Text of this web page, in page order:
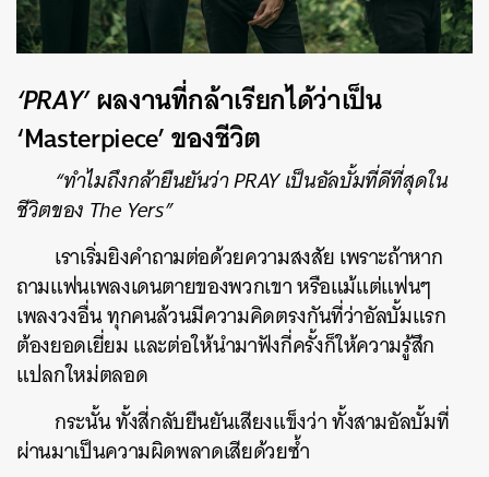
‘PRAY’ผลงานที่กล้าเรียกได้ว่าเป็น
‘Masterpiece’ ของชีวิต
“ทำไมถึงกล้ายืนยันว่า PRAY เป็นอัลบั้มที่ดีที่สุดใน
ชีวิตของ The Yers”
เราเริ่มยิงคำถามต่อด้วยความสงสัย เพราะถ้าหาก
ถามแฟนเพลงเดนตายของพวกเขา หรือแม้แต่แฟนๆ
เพลงวงอื่น ทุกคนล้วนมีความคิดตรงกันที่ว่าอัลบั้มแรก
ต้องยอดเยี่ยม และต่อให้นำมาฟังกี่ครั้งก็ให้ความรู้สึก
แปลกใหม่ตลอด
กระนั้น ทั้งสี่กลับยืนยันเสียงแข็งว่า ทั้งสามอัลบั้มที่
ผ่านมาเป็นความผิดพลาดเสียด้วยซ้ำ